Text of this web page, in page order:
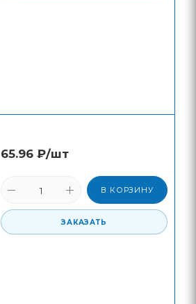
65.96 ₽/шт
В КОРЗИНУ
ЗАКАЗАТЬ